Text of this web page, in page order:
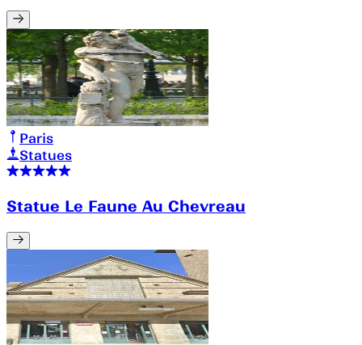
Paris
Statues
Statue Le Faune Au Chevreau